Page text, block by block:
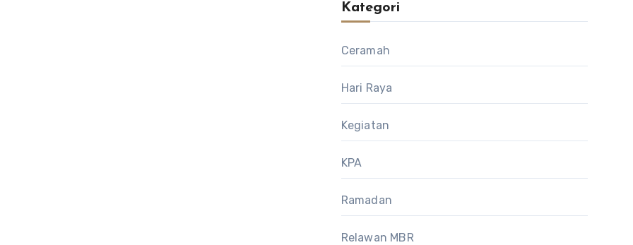
Kategori
Ceramah
Hari Raya
Kegiatan
KPA
Ramadan
Relawan MBR